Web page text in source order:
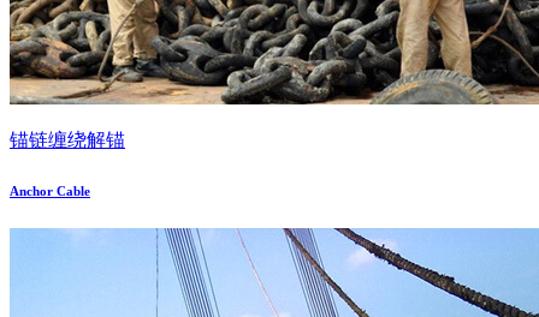
锚链缠绕解锚
Anchor Cable